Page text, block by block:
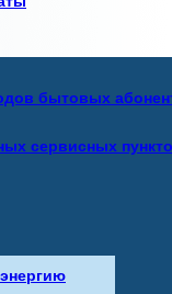
бытовых
сервисных